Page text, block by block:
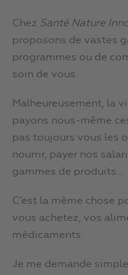
Chez Santé Nature
proposons de vastes
programmes ou de
soin de vous.
Malheureusement, la
payons nous-même
pas toujours vous les
nourrir, payer nos
gammes de produits…
C’est la même chose
vous achetez, vos
médicaments.
Je me demande